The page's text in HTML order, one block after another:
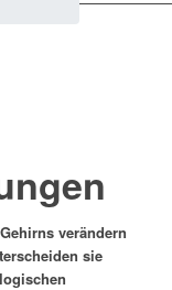
verändern
sie